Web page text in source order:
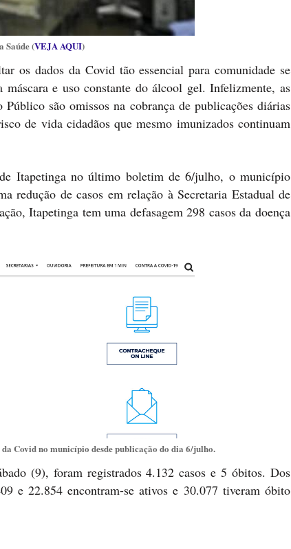
Saúde (VEJA AQUI)
os dados da Covid tão essencial para comunidade se
e uso constante do álcool gel. Infelizmente, as
são omissos na cobrança de publicações diárias
de vida cidadãos que mesmo imunizados continuam
Itapetinga no último boletim de 6/julho, o município
redução de casos em relação à Secretaria Estadual de
Itapetinga tem uma defasagem 298 casos da doença
Covid no município desde publicação do dia 6/julho.
(9), foram registrados 4.132 casos e 5 óbitos. Dos
e 22.854 encontram-se ativos e 30.077 tiveram óbito